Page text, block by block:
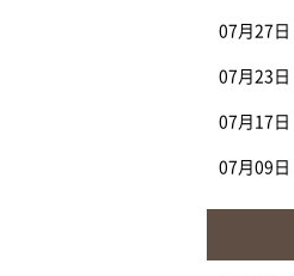
07月27日
07月23日
07月17日
07月09日